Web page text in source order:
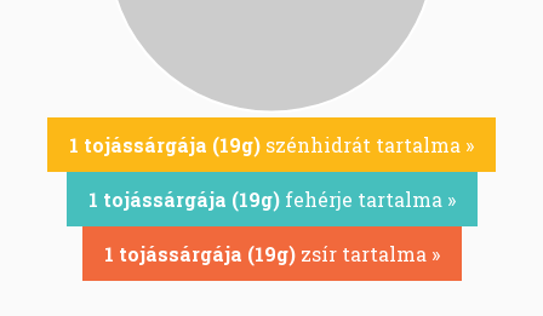
1 tojássárgája (19g) szénhidrát tartalma »
1 tojássárgája (19g)fehérje tartalma »
1 tojássárgája (19g)zsír tartalma »